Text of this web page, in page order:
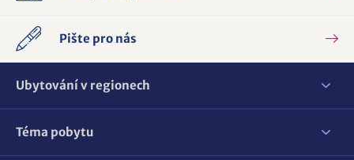
Pište pro nás
Ubytování v regionech
Téma pobytu